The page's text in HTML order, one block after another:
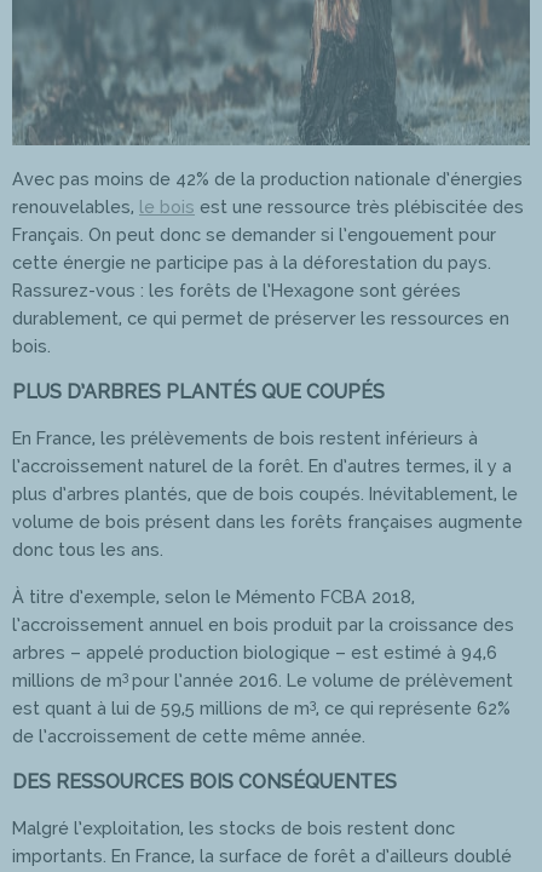
Avec pas moins de 42% de la production nationale d’énergies
renouvelables, le bois est une ressource très plébiscitée des
Français. On peut donc se demander si l’engouement pour
cette énergie ne participe pas à la déforestation du pays.
Rassurez-vous : les forêts de l’Hexagone sont gérées
durablement, ce qui permet de préserver les ressources en
bois.
PLUS D’ARBRES PLANTÉS QUE COUPÉS
En France, les prélèvements de bois restent inférieurs à
l’accroissement naturel de la forêt. En d’autres termes, il y a
plus d’arbres plantés, que de bois coupés. Inévitablement, le
volume de bois présent dans les forêts françaises augmente
donc tous les ans.
À titre d’exemple, selon le Mémento FCBA 2018,
l’accroissement annuel en bois produit par la croissance des
arbres – appelé production biologique – est estimé à 94,6
millions de m3 pour l’année 2016. Le volume de prélèvement
est quant à lui de 59,5 millions de m3, ce qui représente 62%
de l’accroissement de cette même année.
DES RESSOURCES BOIS CONSÉQUENTES
Malgré l’exploitation, les stocks de bois restent donc
importants. En France, la surface de forêt a d’ailleurs doublé